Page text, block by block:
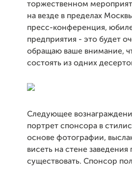
торжественном
на везде в пределах
пресс-конференция,
предприятия - это будет
обращаю ваше внимание,
состоять из одних
Следующее
портрет спонсора в
основе фотографии,
висеть на стене
существовать. Спонсор